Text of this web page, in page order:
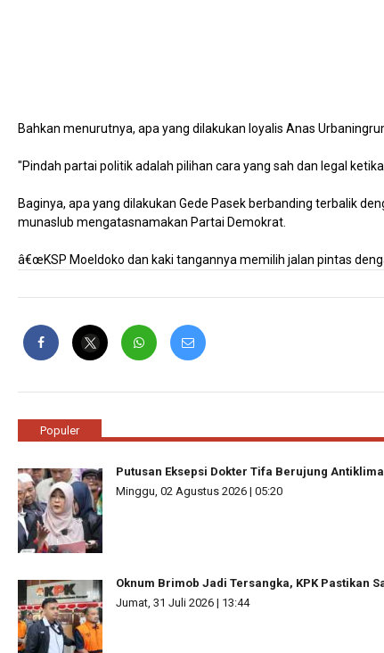
Bahkan menurutnya, apa yang dilakukan loyalis Anas
"Pindah partai politik adalah pilihan cara yang sah dan legal
Baginya, apa yang dilakukan Gede Pasek berbanding terbalik
munaslub mengatasnamakan Partai Demokrat.
â€œKSP Moeldoko dan kaki tangannya memilih jalan pintas
Populer
Putusan Eksepsi Dokter Tifa Berujung
Minggu, 02 Agustus 2026 | 05:20
Oknum Brimob Jadi Tersangka, KPK Pastikan
Jumat, 31 Juli 2026 | 13:44